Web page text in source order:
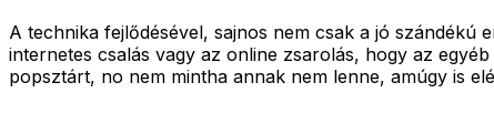
A technika fejlődésével, sajnos nem csak a jó szándékú
internetes csalás vagy az online zsarolás, hogy az
popsztárt, no nem mintha annak nem lenne, amúgy is